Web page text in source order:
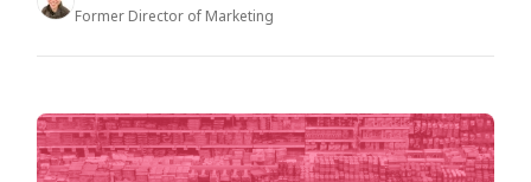
Former Director of Marketing